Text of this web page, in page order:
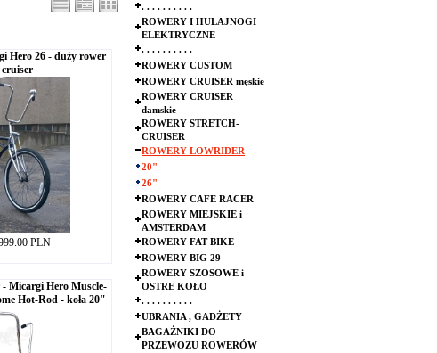
Hero 26 - duży rower
PLN
Micargi Hero Muscle-
Hot-Rod - koła 20"
. . . . . . . . . .
ROWERY I HULAJNOGI
ELEKTRYCZNE
. . . . . . . . . .
ROWERY CUSTOM
ROWERY CRUISER męskie
ROWERY CRUISER
damskie
ROWERY STRETCH-
CRUISER
ROWERY LOWRIDER
20"
26"
ROWERY CAFE RACER
ROWERY MIEJSKIE i
AMSTERDAM
ROWERY FAT BIKE
ROWERY BIG 29
ROWERY SZOSOWE i
OSTRE KOŁO
. . . . . . . . . .
UBRANIA , GADŻETY
BAGAŻNIKI DO
PRZEWOZU ROWERÓW